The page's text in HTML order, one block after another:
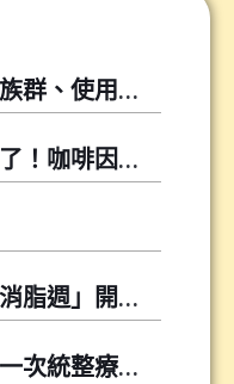
猛健樂功效、適用族群、使用方式與常見問題
愛喝咖啡的人有福了！咖啡因可以幫你降低尿酸！
期待已久的「固的消脂週」開跑囉～～
想減重、來門診，一次統整療程懶人包